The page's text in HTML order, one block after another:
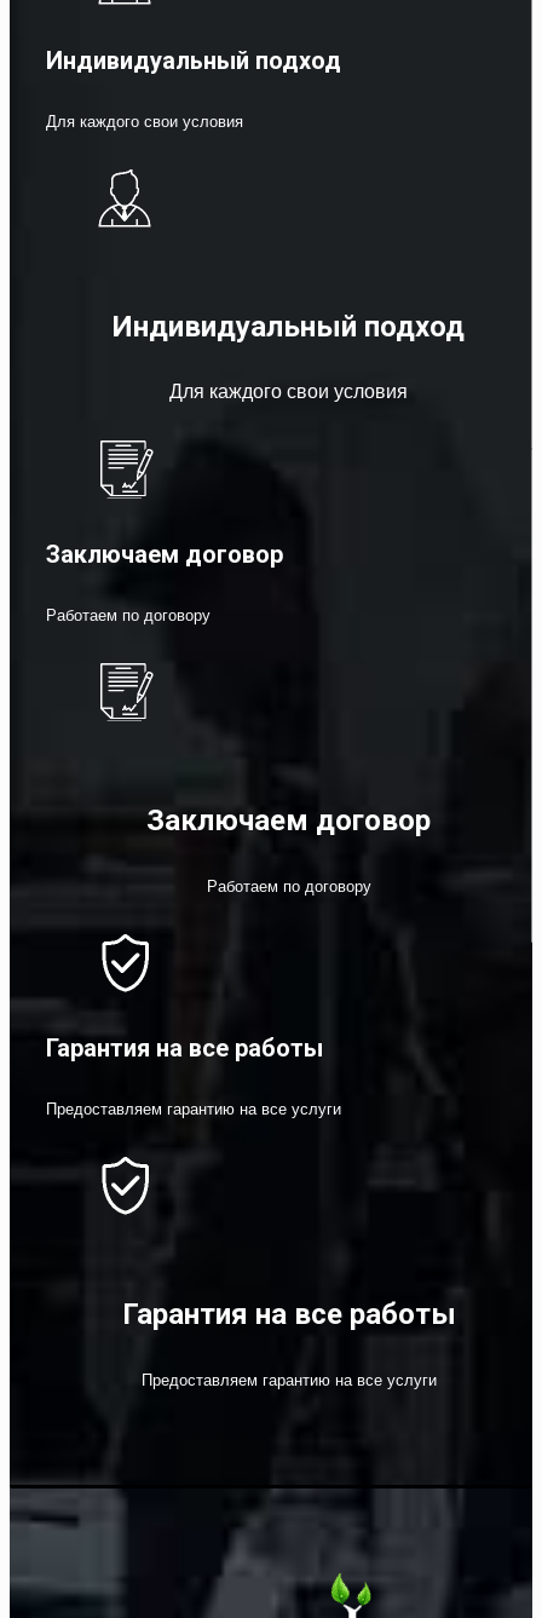
Индивидуальный подход
Для каждого свои условия
Индивидуальный подход
Для каждого свои условия
Заключаем договор
Работаем по договору
Заключаем договор
Работаем по договору
Гарантия на все работы
Предоставляем гарантию на все услуги
Гарантия на все работы
Предоставляем гарантию на все услуги